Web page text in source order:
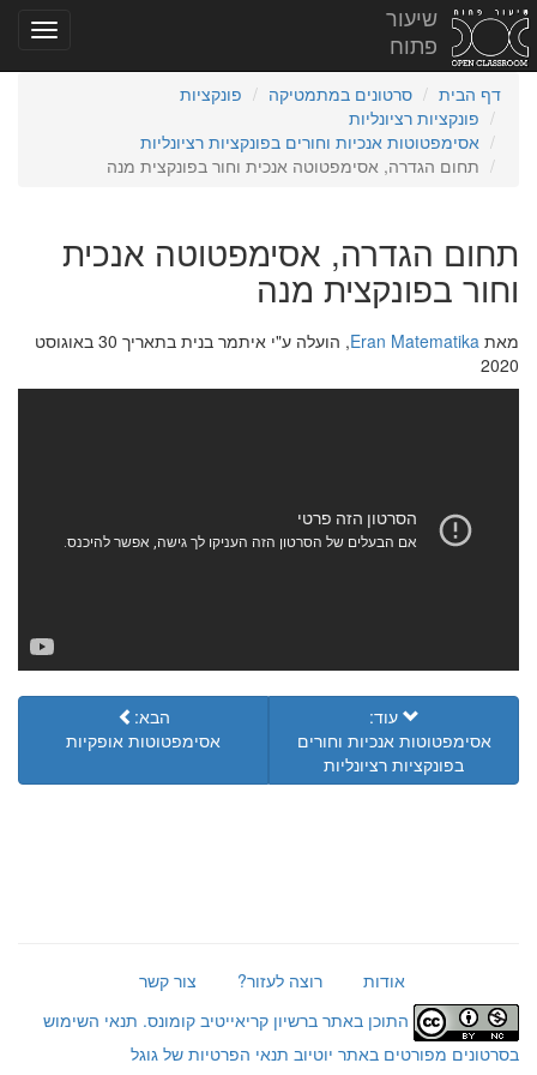
שיעור
פתוח
דף הבית סרטונים במתמטיקה
פונקציות
פונקציות רציונליות
אסימפטוטות אנכיות וחורים בפונקציות רציונליות
תחום הגדרה, אסימפטוטה אנכית וחור בפונקצית מנה
תחום הגדרה, אסימפטוטה אנכית
וחור בפונקצית מנה
מאת Eran Matematika
, הועלה ע"י איתמר בנית בתאריך 30 באוגוסט
2020
עוד:
אסימפטוטות אנכיות וחורים
בפונקציות רציונליות
הבא:
אסימפטוטות אופקיות
אודות רוצה לעזור?
צור קשר
התוכן באתר ברשיון קריאייטיב קומונס. תנאי השימוש
בסרטונים מפורטים באתר יוטיוב תנאי הפרטיות של גוגל